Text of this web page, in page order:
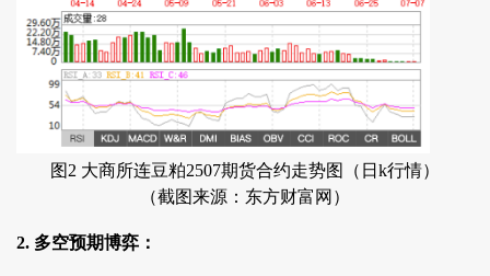
图2 大商所连豆粕2507期货合约走势图（日k行情）
（截图来源：东方财富网）
2. 多空预期博弈：